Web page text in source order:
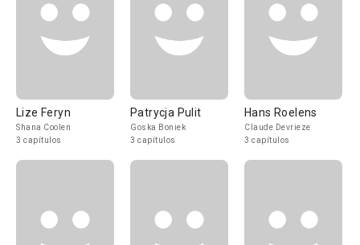
Lize Feryn
Shana Coolen
3 capítulos
Patrycja Pulit
Goska Boniek
3 capítulos
Hans Roelens
Claude Devrieze
3 capítulos